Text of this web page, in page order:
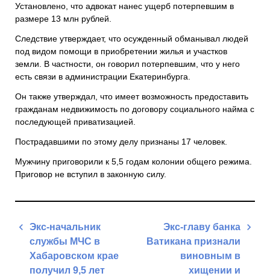
Установлено, что адвокат нанес ущерб потерпевшим в
размере 13 млн рублей.
Следствие утверждает, что осужденный обманывал людей
под видом помощи в приобретении жилья и участков
земли. В частности, он говорил потерпевшим, что у него
есть связи в администрации Екатеринбурга.
Он также утверждал, что имеет возможность предоставить
гражданам недвижимость по договору социального найма с
последующей приватизацией.
Пострадавшими по этому делу признаны 17 человек.
Мужчину приговорили к 5,5 годам колонии общего режима.
Приговор не вступил в законную силу.
Навигация
записям
Экс-начальник
службы МЧС в
Хабаровском крае
получил 9,5 лет
Экс-главу банка
Ватикана признали
виновным в
хищении и